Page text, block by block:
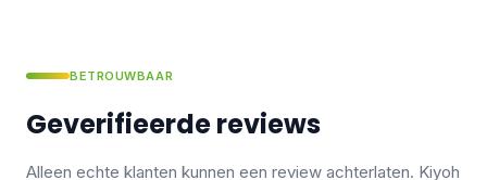
BETROUWBAAR
Geverifieerde reviews
Alleen echte klanten kunnen een review achterlaten. Kiyoh